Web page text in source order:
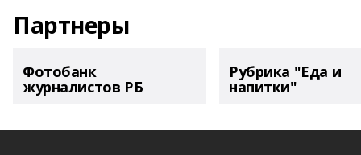
Партнеры
Фотобанк
журналистов РБ
Рубрика "Еда и
напитки"